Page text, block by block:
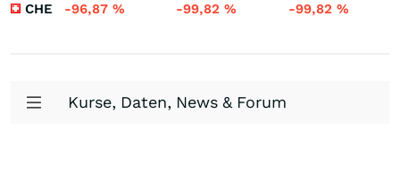
CHE -96,87 % -99,82% -99,82 %
Kurse, Daten, News & Forum